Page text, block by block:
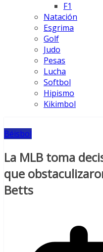
F1
Natación
Esgrima
Golf
Judo
Pesas
Lucha
Softbol
Hipismo
Kikimbol
Béisbol
La MLB toma
que
Betts